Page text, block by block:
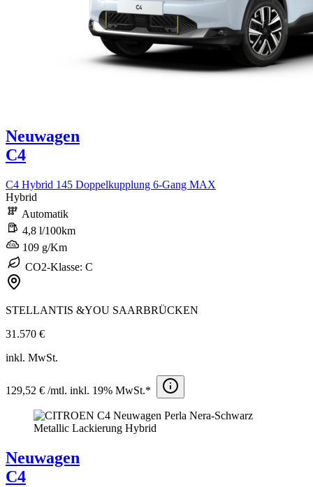
Neuwagen
C4
C4 Hybrid 145 Doppelkupplung 6-Gang MAX
Hybrid
Automatik
4,8 l/100km
109 g/Km
CO2-Klasse: C
STELLANTIS &YOU SAARBRÜCKEN
31.570 €
inkl. MwSt.
129,52 € /mtl. inkl. 19% MwSt.*
Neuwagen
C4